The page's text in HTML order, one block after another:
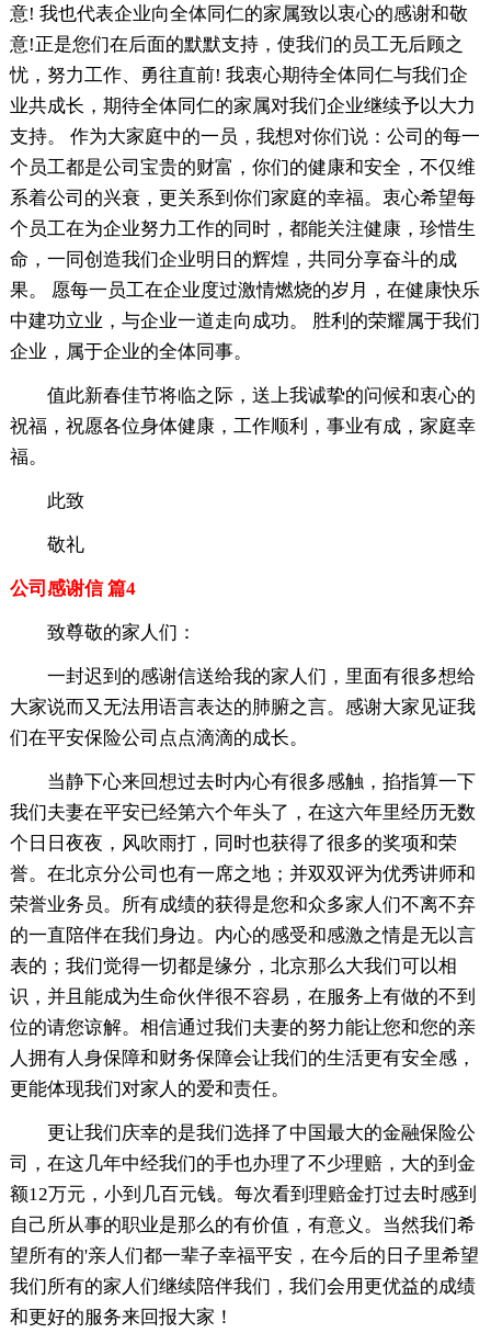
意! 我也代表企业向全体同仁的家属致以衷心的感谢和敬
意!正是您们在后面的默默支持，使我们的员工无后顾之
忧，努力工作、勇往直前! 我衷心期待全体同仁与我们企
业共成长，期待全体同仁的家属对我们企业继续予以大力
支持。 作为大家庭中的一员，我想对你们说：公司的每一
个员工都是公司宝贵的财富，你们的健康和安全，不仅维
系着公司的兴衰，更关系到你们家庭的幸福。衷心希望每
个员工在为企业努力工作的同时，都能关注健康，珍惜生
命，一同创造我们企业明日的辉煌，共同分享奋斗的成
果。 愿每一员工在企业度过激情燃烧的岁月，在健康快乐
中建功立业，与企业一道走向成功。 胜利的荣耀属于我们
企业，属于企业的全体同事。
值此新春佳节将临之际，送上我诚挚的问候和衷心的
祝福，祝愿各位身体健康，工作顺利，事业有成，家庭幸
福。
此致
敬礼
公司感谢信 篇4
致尊敬的家人们：
一封迟到的感谢信送给我的家人们，里面有很多想给
大家说而又无法用语言表达的肺腑之言。感谢大家见证我
们在平安保险公司点点滴滴的成长。
当静下心来回想过去时内心有很多感触，掐指算一下
我们夫妻在平安已经第六个年头了，在这六年里经历无数
个日日夜夜，风吹雨打，同时也获得了很多的奖项和荣
誉。在北京分公司也有一席之地；并双双评为优秀讲师和
荣誉业务员。所有成绩的获得是您和众多家人们不离不弃
的一直陪伴在我们身边。内心的感受和感激之情是无以言
表的；我们觉得一切都是缘分，北京那么大我们可以相
识，并且能成为生命伙伴很不容易，在服务上有做的不到
位的请您谅解。相信通过我们夫妻的努力能让您和您的亲
人拥有人身保障和财务保障会让我们的生活更有安全感，
更能体现我们对家人的爱和责任。
更让我们庆幸的是我们选择了中国最大的金融保险公
司，在这几年中经我们的手也办理了不少理赔，大的到金
额12万元，小到几百元钱。每次看到理赔金打过去时感到
自己所从事的职业是那么的有价值，有意义。当然我们希
望所有的'亲人们都一辈子幸福平安，在今后的日子里希望
我们所有的家人们继续陪伴我们，我们会用更优益的成绩
和更好的服务来回报大家！